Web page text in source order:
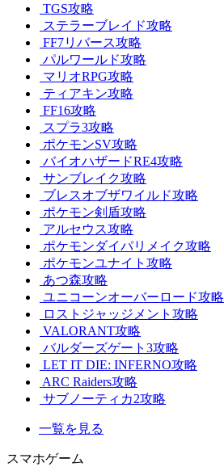
TGS攻略
ステラーブレイド攻略
FF7リバース攻略
パルワールド攻略
マリオRPG攻略
ティアキン攻略
FF16攻略
スプラ3攻略
ポケモンSV攻略
バイオハザードRE4攻略
サンブレイク攻略
ブレスオブザワイルド攻略
ポケモン剣盾攻略
アルセウス攻略
ポケモンダイパリメイク攻略
ポケモンユナイト攻略
あつ森攻略
ユニコーンオーバーロード攻略
ロストジャッジメント攻略
VALORANT攻略
バルダーズゲート3攻略
LET IT DIE: INFERNO攻略
ARC Raiders攻略
サブノーティカ2攻略
一覧を見る
スマホゲーム